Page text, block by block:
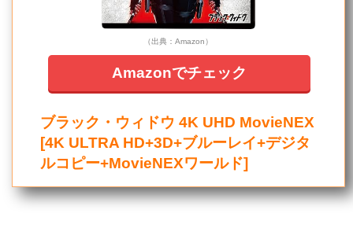
（出典：Amazon）
Amazonでチェック
ブラック・ウィドウ 4K UHD MovieNEX
[4K ULTRA HD+3D+ブルーレイ+デジタ
ルコピー+MovieNEXワールド]